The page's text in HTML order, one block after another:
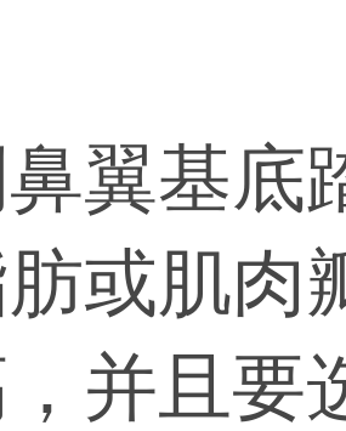
翼基底
或肌肉
并且要